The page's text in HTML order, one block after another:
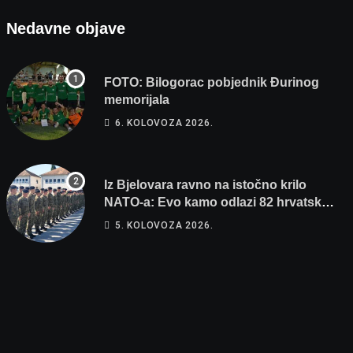
Nedavne objave
FOTO: Bilogorac pobjednik Đurinog
memorijala
6. KOLOVOZA 2026.
Iz Bjelovara ravno na istočno krilo
NATO-a: Evo kamo odlazi 82 hrvatska
vojnika i 6 vojnikinja
5. KOLOVOZA 2026.